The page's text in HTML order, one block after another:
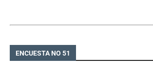
ENCUESTA NO 51